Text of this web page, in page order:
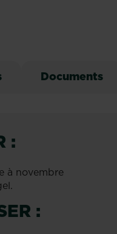
Documents
:
à novembre
: